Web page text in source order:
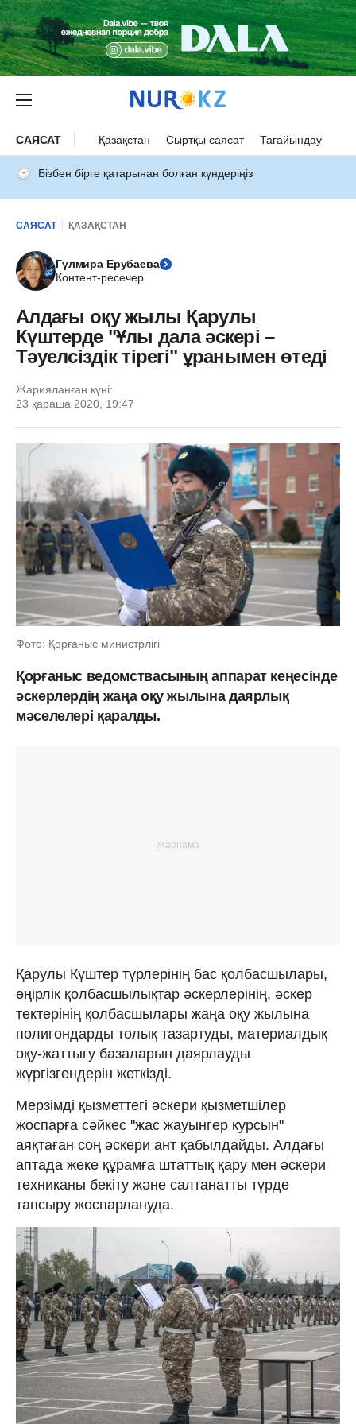
САЯСАТ Қазақстан Сыртқы саясат Тағайындау
Бізбен бірге қатарынан болған күндеріңіз
САЯСАТ ҚАЗАҚСТАН
Гүлмира Ерубаева
Контент-ресечер
Алдағы оқу жылы Қарулы
Күштерде "Ұлы дала әскері –
Тәуелсіздік тірегі" ұранымен өтеді
Жарияланған күні:
23 қараша 2020, 19:47
Фото: Қорғаныс министрлігі
Қорғаныс ведомствасының аппарат кеңесінде
әскерлердің жаңа оқу жылына даярлық
мәселелері қаралды.
Қарулы Күштер түрлерінің бас қолбасшылары,
өңірлік қолбасшылықтар әскерлерінің, әскер
тектерінің қолбасшылары жаңа оқу жылына
полигондарды толық тазартуды, материалдық
оқу-жаттығу базаларын даярлауды
жүргізгендерін жеткізді.
Мерзімді қызметтегі әскери қызметшілер
жоспарға сәйкес "жас жауынгер курсын"
аяқтаған соң әскери ант қабылдайды. Алдағы
аптада жеке құрамға штаттық қару мен әскери
техниканы бекіту және салтанатты түрде
тапсыру жоспарлануда.